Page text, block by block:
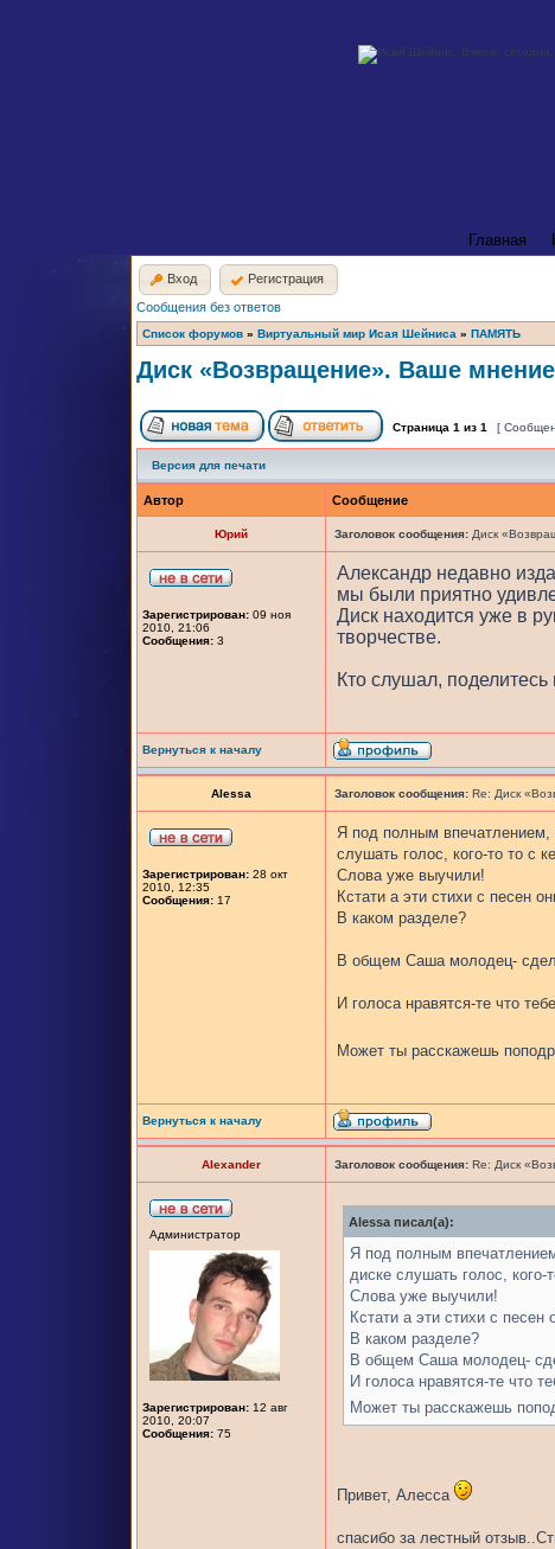
Главная
Вход Регистрация
Сообщения без ответов
Список форумов » Виртуальный мир Исая Шейниса » ПАМЯТЬ
Диск «Возвращение». Ваше
Страница 1 из 1 [
Версия для печати
Автор Сообщение
Юрий Заголовок сообщения: Диск
Зарегистрирован: 09 ноя
2010, 21:06
Сообщения: 3
Александр недавно
мы были приятно
Диск находится уже в
творчестве.
Кто слушал,
Вернуться к началу
Alessa Заголовок сообщения: Re: Диск
Зарегистрирован: 28 окт
2010, 12:35
Сообщения: 17
Я под полным
слушать голос, кого-то то с
Слова уже выучили!
Кстати а эти стихи с песен
В каком разделе?
В общем Саша молодец-
И голоса нравятся-те что
Может ты расскажешь
Вернуться к началу
Alexander Заголовок сообщения: Re: Диск
Администратор
Зарегистрирован: 12 авг
2010, 20:07
Сообщения: 75
Alessa писал(а):
Я под полным
диске слушать голос,
Слова уже выучили!
Кстати а эти стихи с песен
В каком разделе?
В общем Саша молодец-
И голоса нравятся-те что
Может ты расскажешь
Привет, Алесса
спасибо за лестный